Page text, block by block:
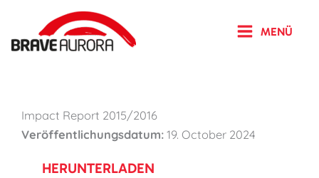
springen
MENÜ
Impact Report 2015/2016
Veröffentlichungsdatum: 19. October 2024
HERUNTERLADEN